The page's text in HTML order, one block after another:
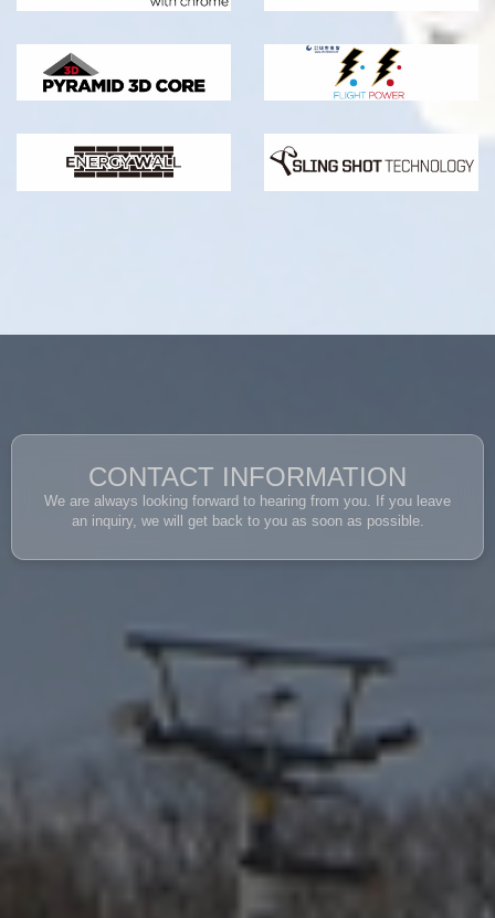
CONTACT INFORMATION
We are always looking forward to hearing from you. If you leave
an inquiry, we will get back to you as soon as possible.